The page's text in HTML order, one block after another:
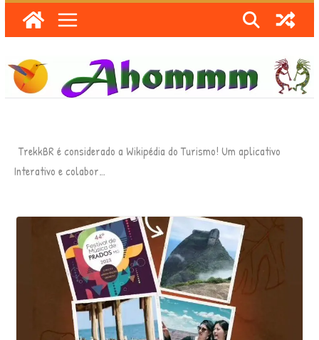
Skip
to
content
TrekkBR é considerado a Wikipédia do Turismo! Um aplicativo
Interativo e colabor…